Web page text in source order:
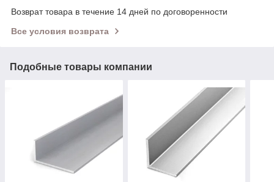
Возврат товара в течение 14 дней по договоренности
Все условия возврата
Подобные товары компании